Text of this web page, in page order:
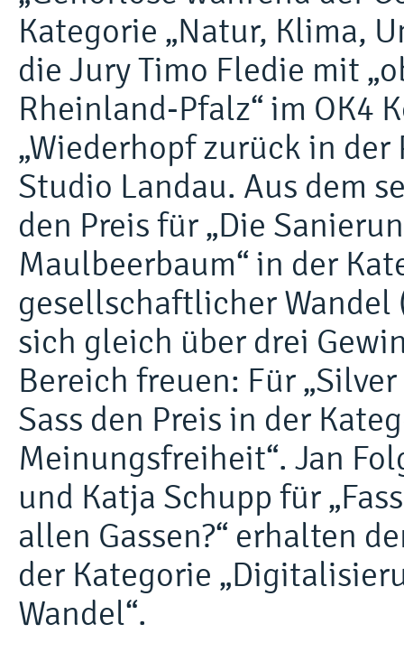
Kategorie „Natur, Klima,
die Jury Timo Fledie mit
Rheinland-Pfalz“ im OK4
„Wiederhopf zurück in der
Studio Landau. Aus dem
den Preis für „Die
Maulbeerbaum“ in der
gesellschaftlicher Wandel
sich gleich über drei
Bereich freuen: Für
Sass den Preis in der
Meinungsfreiheit“. Jan
und Katja Schupp für
allen Gassen?“ erhalten
der Kategorie
Wandel“.